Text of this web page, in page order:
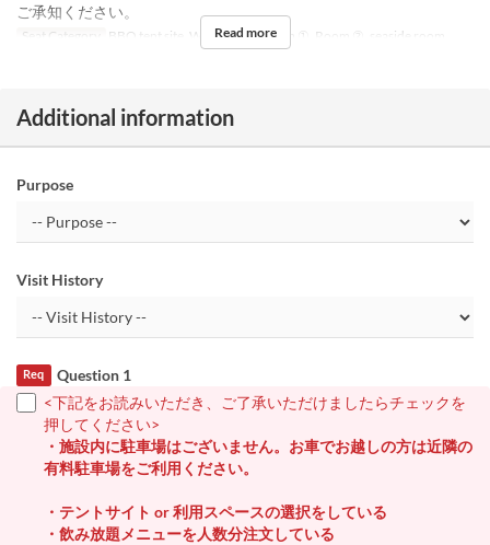
ご承知ください。
Seat Category BBQ tent site, Wood deck, Room ①, Room ②, seaside room
Read more
Additional information
Purpose
Visit History
Question 1
Req
<下記をお読みいただき、ご了承いただけましたらチェックを
押してください>
・施設内に駐車場はございません。お車でお越しの方は近隣の
有料駐車場をご利用ください。
・テントサイト or 利用スペースの選択をしている
・飲み放題メニューを人数分注文している